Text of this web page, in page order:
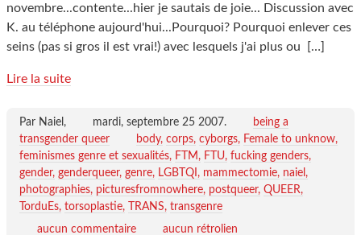
novembre...contente...hier je sautais de joie... Discussion avec
K. au téléphone aujourd'hui...Pourquoi? Pourquoi enlever ces
seins (pas si gros il est vrai!) avec lesquels j'ai plus ou
[…]
Lire la suite
Par Naiel, mardi, septembre 25 2007.
being a
transgender queer
body corps cyborgs
Female to unknow
feminismes genre et sexualités
FTM FTU fucking genders
gender genderqueer genre LGBTQI mammectomie naiel
photographies picturesfromnowhere postqueer QUEER
TorduEs torsoplastie TRANS transgenre
aucun commentaire
aucun rétrolien